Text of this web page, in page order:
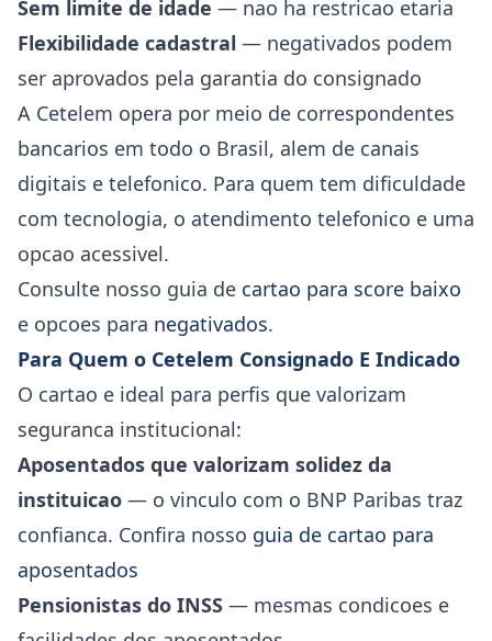
Sem limite de idade — nao ha restricao etaria
Flexibilidade cadastral — negativados podem
ser aprovados pela garantia do consignado
A Cetelem opera por meio de correspondentes
bancarios em todo o Brasil, alem de canais
digitais e telefonico. Para quem tem dificuldade
com tecnologia, o atendimento telefonico e uma
opcao acessivel.
Consulte nosso guia de cartao para score baixo
e opcoes para negativados.
Para Quem o Cetelem Consignado E Indicado
O cartao e ideal para perfis que valorizam
seguranca institucional:
Aposentados que valorizam solidez da
instituicao — o vinculo com o BNP Paribas traz
confianca. Confira nosso guia de cartao para
aposentados
Pensionistas do INSS — mesmas condicoes e